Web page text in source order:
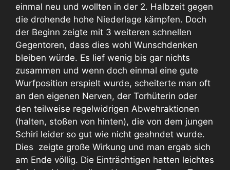
einmal neu und wollten in der 2. Halbzeit gegen
die drohende hohe Niederlage kämpfen. Doch
der Beginn zeigte mit 3 weiteren schnellen
Gegentoren, dass dies wohl Wunschdenken
bleiben würde. Es lief wenig bis gar nichts
zusammen und wenn doch einmal eine gute
Wurfposition erspielt wurde, scheiterte man oft
an den eigenen Nerven, der Torhüterin oder
den teilweise regelwidrigen Abwehraktionen
(halten, stoßen von hinten), die von dem jungen
Schiri leider so gut wie nicht geahndet wurde.
Dies zeigte große Wirkung und man ergab sich
am Ende völlig. Die Einträchtigen hatten leichtes